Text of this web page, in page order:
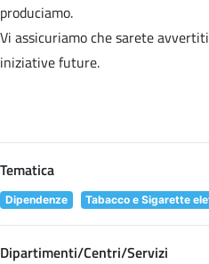
produciamo.
Vi assicuriamo che sarete
iniziative future.
Tematica
Dipendenze Tabacco e Sigarette
Dipartimenti/Centri/Servizi